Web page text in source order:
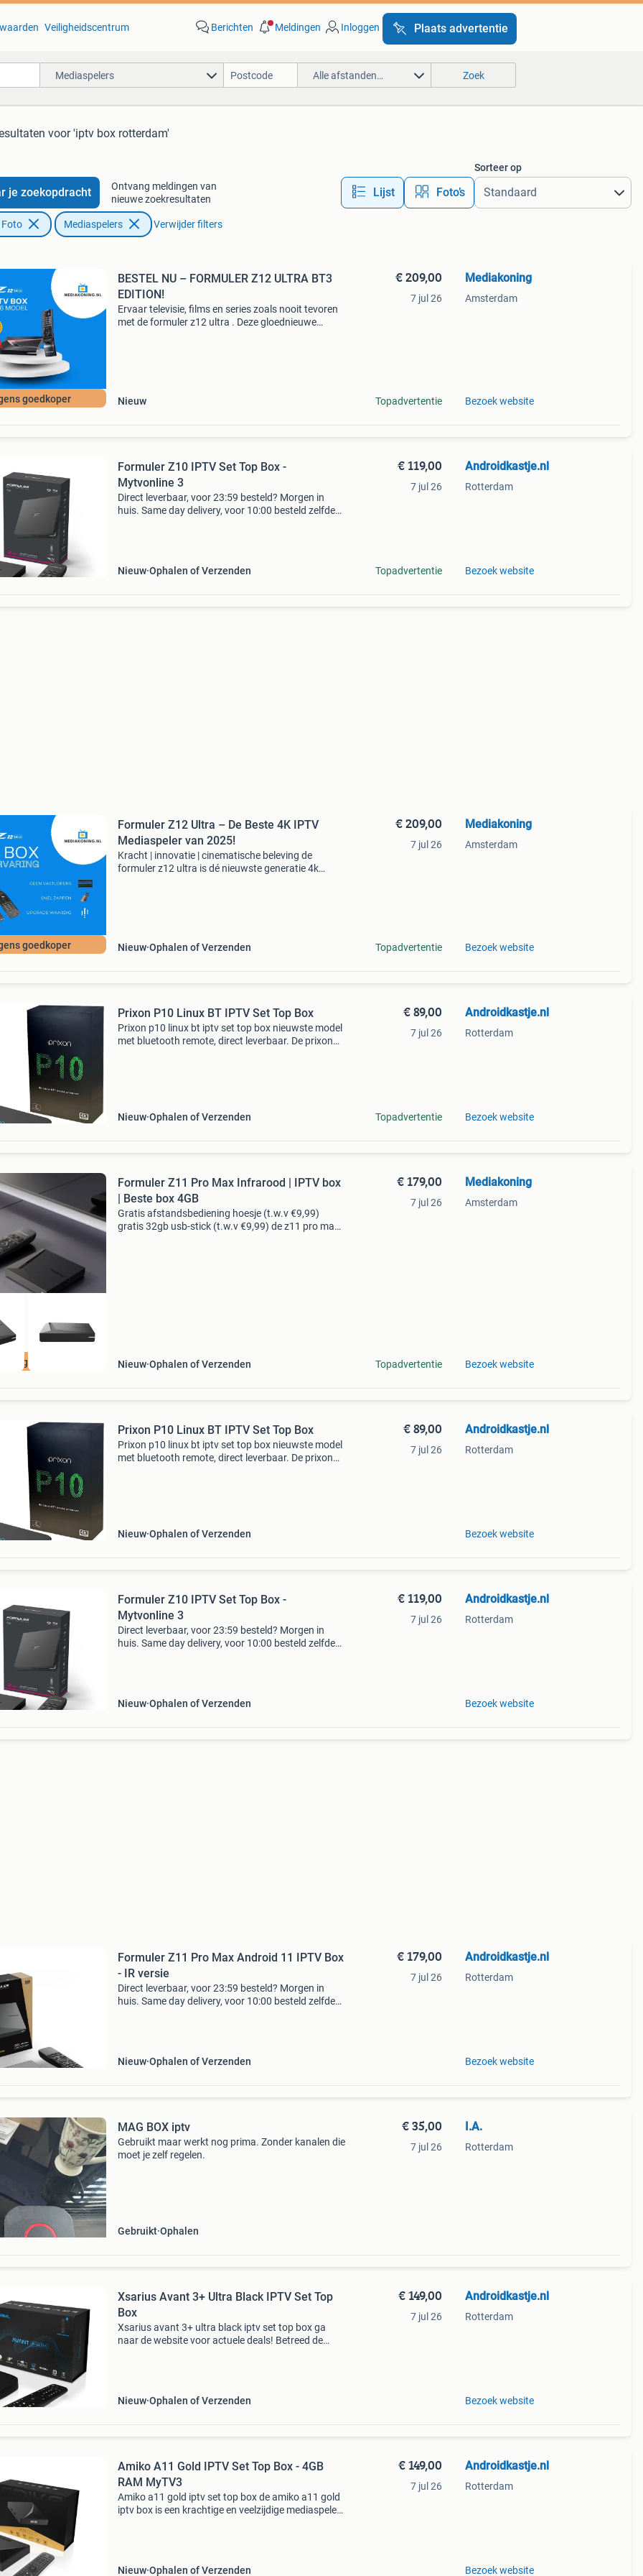
Veiligheidscentrum Berichten Meldingen Inloggen Plaats advertentie
Mediaspelers Alle afstanden… Zoek
voor 'iptv box rotterdam'
je zoekopdracht
Ontvang meldingen van
nieuwe zoekresultaten
Lijst Foto’s
Sorteer op
Foto Mediaspelers Verwijder filters
goedkoper
BESTEL NU – FORMULER Z12 ULTRA BT3
EDITION!
Ervaar televisie, films en series zoals nooit tevoren
met de formuler z12 ultra . Deze gloednieuwe
Nieuw
€ 209,00
7 jul 26
Topadvertentie
Mediakoning
Amsterdam
Bezoek website
Formuler Z10 IPTV Set Top Box -
Mytvonline 3
Direct leverbaar, voor 23:59 besteld? Morgen in
huis. Same day delivery, voor 10:00 besteld zelfde
Nieuw Ophalen of Verzenden
€ 119,00
7 jul 26
Topadvertentie
Androidkastje.nl
Rotterdam
Bezoek website
goedkoper
Formuler Z12 Ultra – De Beste 4K IPTV
Mediaspeler van 2025!
Kracht | innovatie | cinematische beleving de
formuler z12 ultra is dé nieuwste generatie 4k
Nieuw Ophalen of Verzenden
€ 209,00
7 jul 26
Topadvertentie
Mediakoning
Amsterdam
Bezoek website
Prixon P10 Linux BT IPTV Set Top Box
Prixon p10 linux bt iptv set top box nieuwste model
met bluetooth remote, direct leverbaar. De prixon
Nieuw Ophalen of Verzenden
€ 89,00
7 jul 26
Topadvertentie
Androidkastje.nl
Rotterdam
Bezoek website
goedkoper
Formuler Z11 Pro Max Infrarood | IPTV box
| Beste box 4GB
Gratis afstandsbediening hoesje (t.w.v €9,99)
gratis 32gb usb-stick (t.w.v €9,99) de z11 pro max
Nieuw Ophalen of Verzenden
€ 179,00
7 jul 26
Topadvertentie
Mediakoning
Amsterdam
Bezoek website
Prixon P10 Linux BT IPTV Set Top Box
Prixon p10 linux bt iptv set top box nieuwste model
met bluetooth remote, direct leverbaar. De prixon
Nieuw Ophalen of Verzenden
€ 89,00
7 jul 26
Androidkastje.nl
Rotterdam
Bezoek website
Formuler Z10 IPTV Set Top Box -
Mytvonline 3
Direct leverbaar, voor 23:59 besteld? Morgen in
huis. Same day delivery, voor 10:00 besteld zelfde
Nieuw Ophalen of Verzenden
€ 119,00
7 jul 26
Androidkastje.nl
Rotterdam
Bezoek website
Formuler Z11 Pro Max Android 11 IPTV Box
- IR versie
Direct leverbaar, voor 23:59 besteld? Morgen in
huis. Same day delivery, voor 10:00 besteld zelfde
Nieuw Ophalen of Verzenden
€ 179,00
7 jul 26
Androidkastje.nl
Rotterdam
Bezoek website
MAG BOX iptv
Gebruikt maar werkt nog prima. Zonder kanalen die
moet je zelf regelen.
Gebruikt Ophalen
€ 35,00
7 jul 26
I.A.
Rotterdam
Xsarius Avant 3+ Ultra Black IPTV Set Top
Box
Xsarius avant 3+ ultra black iptv set top box ga
naar de website voor actuele deals! Betreed de
Nieuw Ophalen of Verzenden
€ 149,00
7 jul 26
Androidkastje.nl
Rotterdam
Bezoek website
Amiko A11 Gold IPTV Set Top Box - 4GB
RAM MyTV3
Amiko a11 gold iptv set top box de amiko a11 gold
iptv box is een krachtige en veelzijdige mediaspeler
Nieuw Ophalen of Verzenden
€ 149,00
7 jul 26
Androidkastje.nl
Rotterdam
Bezoek website